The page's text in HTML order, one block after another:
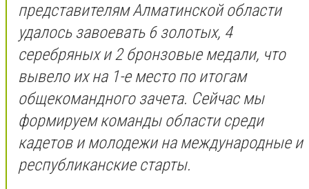
представителям Алматинской области
удалось завоевать 6 золотых, 4
серебряных и 2 бронзовые медали, что
вывело их на 1-е место по итогам
общекомандного зачета. Сейчас мы
формируем команды области среди
кадетов и молодежи на международные и
республиканские старты.